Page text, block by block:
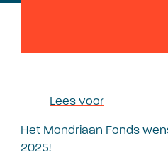
Lees voor
Het Mondriaan Fonds
2025!